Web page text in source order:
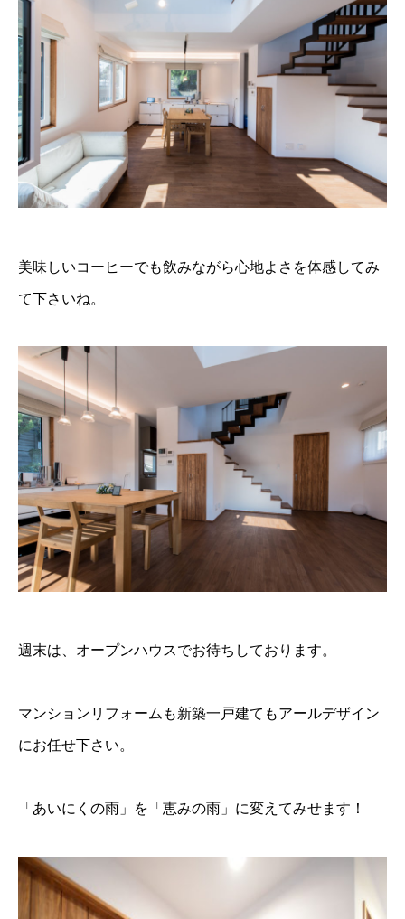
美味しいコーヒーでも飲みながら心地よさを体感してみ
て下さいね。
週末は、オープンハウスでお待ちしております。
マンションリフォームも新築一戸建てもアールデザイン
にお任せ下さい。
「あいにくの雨」を「恵みの雨」に変えてみせます！